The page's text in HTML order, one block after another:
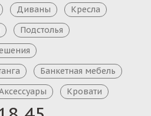
Диваны
Кресла
Подстолья
Банкетная мебель
Кровати